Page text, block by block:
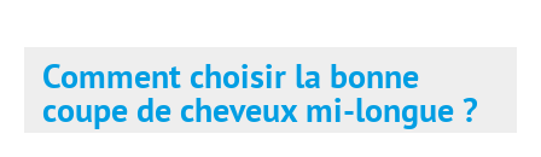
Comment choisir la bonne
coupe de cheveux mi-longue ?